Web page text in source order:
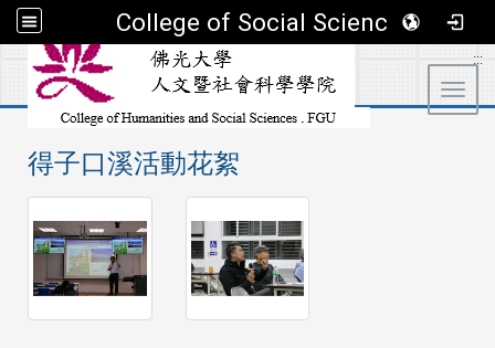
College of Social Sciences
:::
得子口溪活動花絮